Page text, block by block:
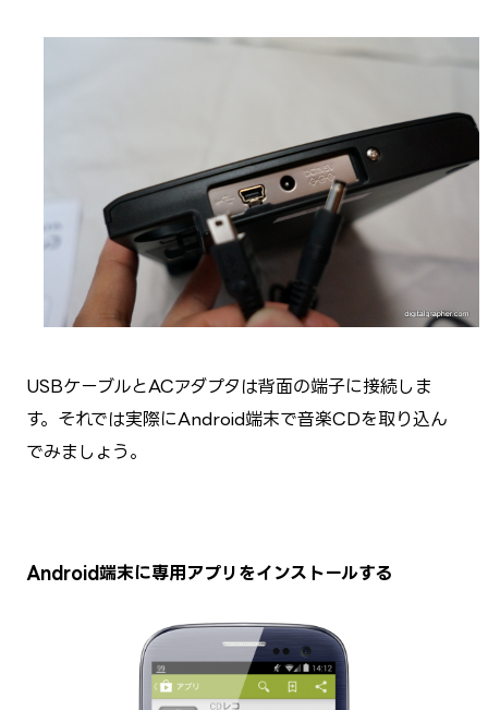
USBケーブルとACアダプタは背面の端子に接続しま
す。それでは実際にAndroid端末で音楽CDを取り込ん
でみましょう。
Android端末に専用アプリをインストールする